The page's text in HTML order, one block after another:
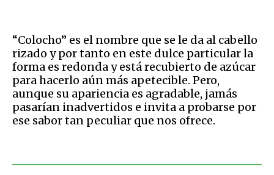
“Colocho” es el nombre que se le da al cabello
rizado y por tanto en este dulce particular la
forma es redonda y está recubierto de azúcar
para hacerlo aún más apetecible. Pero,
aunque su apariencia es agradable, jamás
pasarían inadvertidos e invita a probarse por
ese sabor tan peculiar que nos ofrece.